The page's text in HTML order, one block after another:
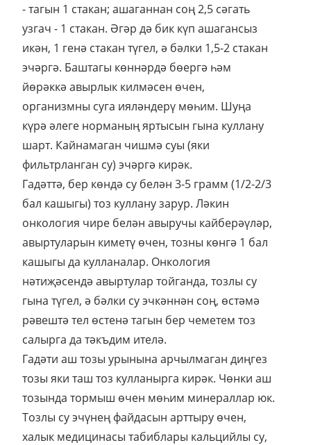
- тагын 1 стакан; ашаганнан соң 2,5 сәгать
узгач - 1 стакан. Әгәр дә бик күп ашагансыз
икән, 1 генә стакан түгел, ә бәлки 1,5-2 стакан
эчәргә. Баштагы көннәрдә бөергә һәм
йөрәккә авырлык килмәсен өчен,
организмны суга ияләндерү мөһим. Шуңа
күрә әлеге норманың яртысын гына куллану
шарт. Кайнамаган чишмә суы (яки
фильтрланган су) эчәргә кирәк.
Гадәттә, бер көндә су белән 3-5 грамм (1/2-2/3
бал кашыгы) тоз куллану зарур. Ләкин
онкология чире белән авыручы кайберәүләр,
авыртуларын киметү өчен, тозны көнгә 1 бал
кашыгы да кулланалар. Онкология
нәтиҗәсендә авыртулар тойганда, тозлы су
гына түгел, ә бәлки су эчкәннән соң, өстәмә
рәвештә тел өстенә тагын бер чеметем тоз
салырга да тәкъдим ителә.
Гадәти аш тозы урынына арчылмаган диңгез
тозы яки таш тоз кулланырга кирәк. Чөнки аш
тозында тормыш өчен мөһим минераллар юк.
Тозлы су эчүнең файдасын арттыру өчен,
халык медицинасы табиблары кальцийлы су,